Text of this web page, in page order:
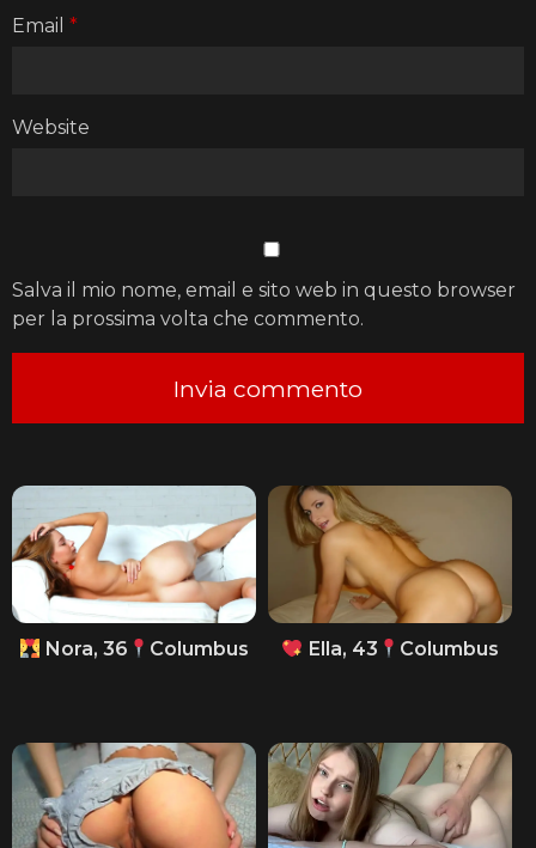
Email *
Website
Salva il mio nome, email e sito web in questo browser
per la prossima volta che commento.
Nora, 36 Columbus Ella, 43 Columbus